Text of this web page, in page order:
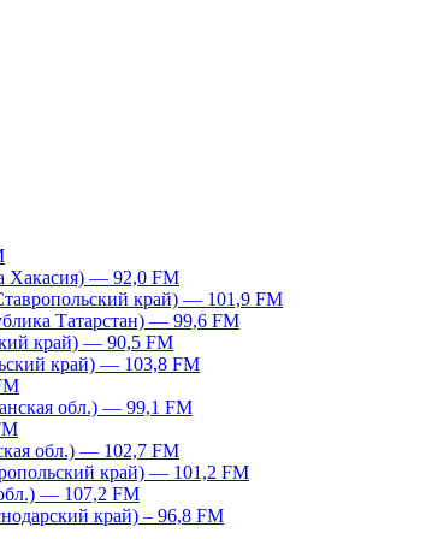
Хакасия) — 92,0 FM
край) — 101,9 FM
Татарстан) — 99,6 FM
край) — 90,5 FM
край) — 103,8 FM
обл.) — 99,1 FM
обл.) — 102,7 FM
край) — 101,2 FM
— 107,2 FM
край) – 96,8 FM